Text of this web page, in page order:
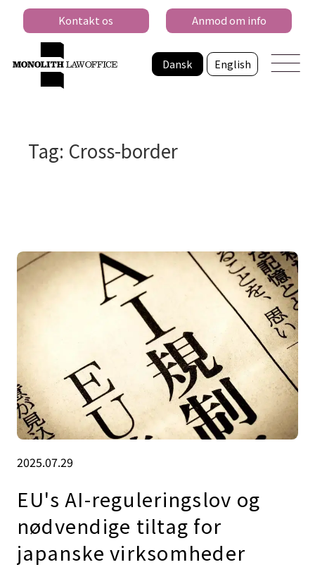
Dansk English
Kontakt os Anmod om info
Tag: Cross-border
2025.07.29
EU's AI-reguleringslov og
nødvendige tiltag for
japanske virksomheder